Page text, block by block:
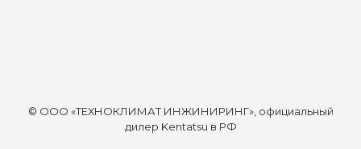
© ООО «ТЕХНОКЛИМАТ ИНЖИНИРИНГ», официальный
дилер Kentatsu в РФ